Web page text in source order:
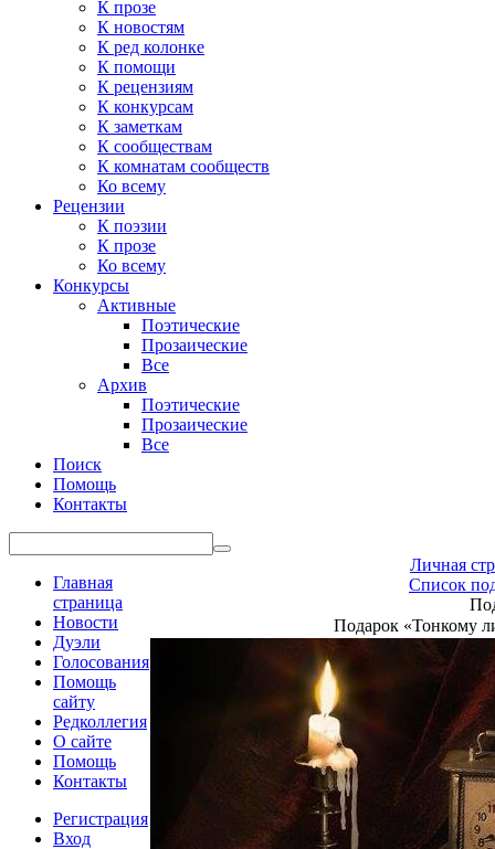
К прозе
К новостям
К ред колонке
К помощи
К рецензиям
К конкурсам
К заметкам
К сообществам
К комнатам сообществ
Ко всему
Рецензии
К поэзии
К прозе
Ко всему
Конкурсы
Активные
Поэтические
Прозаические
Все
Архив
Поэтические
Прозаические
Все
Поиск
Помощь
Контакты
Главная
страница
Новости
Дуэли
Голосования
Помощь
сайту
Редколлегия
О сайте
Помощь
Контакты
Регистрация
Вход
Личная
Список
Подарок «Тонкому